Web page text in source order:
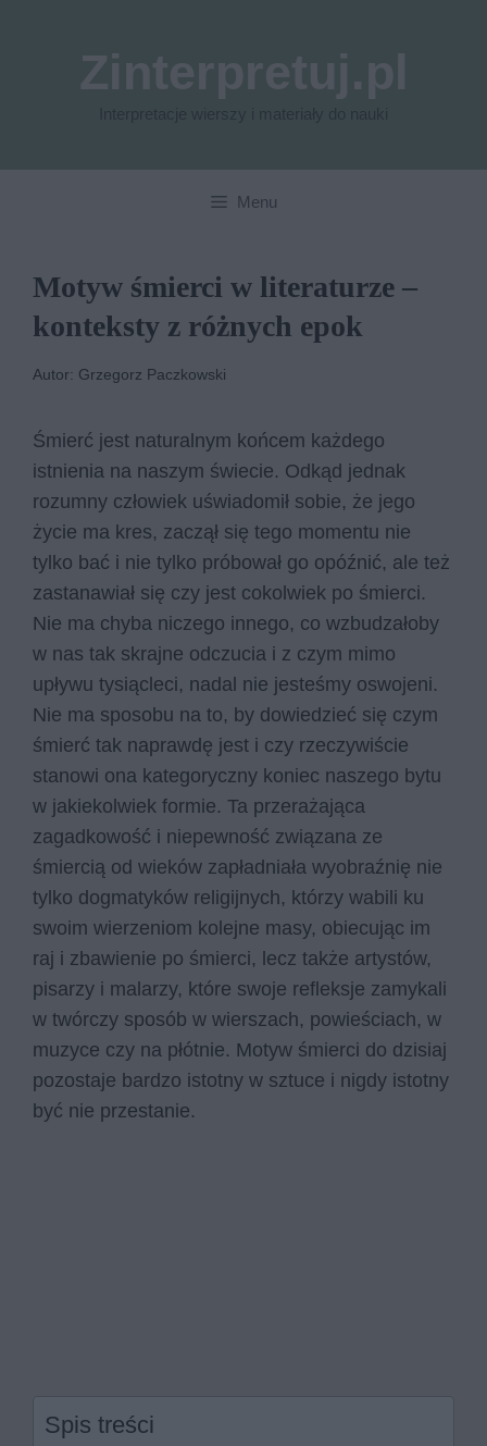
Menu
Motyw śmierci w literaturze –
konteksty z różnych epok
Autor: Grzegorz Paczkowski
Śmierć jest naturalnym końcem każdego
istnienia na naszym świecie. Odkąd jednak
rozumny człowiek uświadomił sobie, że jego
życie ma kres, zaczął się tego momentu nie
tylko bać i nie tylko próbował go opóźnić, ale też
zastanawiał się czy jest cokolwiek po śmierci.
Nie ma chyba niczego innego, co wzbudzałoby
w nas tak skrajne odczucia i z czym mimo
upływu tysiącleci, nadal nie jesteśmy oswojeni.
Nie ma sposobu na to, by dowiedzieć się czym
śmierć tak naprawdę jest i czy rzeczywiście
stanowi ona kategoryczny koniec naszego bytu
w jakiekolwiek formie. Ta przerażająca
zagadkowość i niepewność związana ze
śmiercią od wieków zapładniała wyobraźnię nie
tylko dogmatyków religijnych, którzy wabili ku
swoim wierzeniom kolejne masy, obiecując im
raj i zbawienie po śmierci, lecz także artystów,
pisarzy i malarzy, które swoje refleksje zamykali
w twórczy sposób w wierszach, powieściach, w
muzyce czy na płótnie. Motyw śmierci do dzisiaj
pozostaje bardzo istotny w sztuce i nigdy istotny
być nie przestanie.
Spis treści